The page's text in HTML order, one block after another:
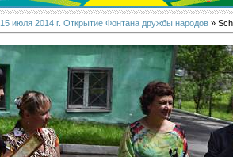
15 июля 2014 г. Открытие Фонтана дружбы народов »